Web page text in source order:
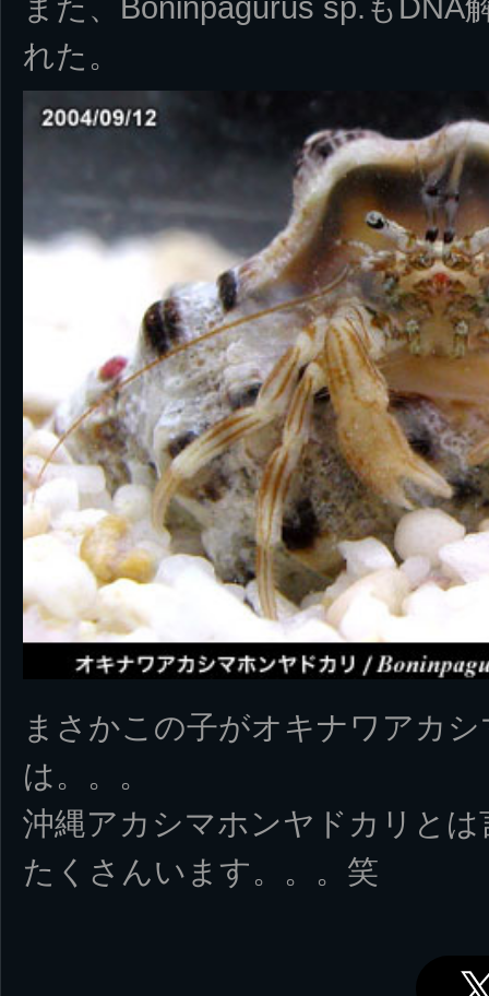
また、Boninpagurus sp.もDNA
れた。
まさかこの子がオキナワアカ
は。。。
沖縄アカシマホンヤドカリと
たくさんいます。。。笑